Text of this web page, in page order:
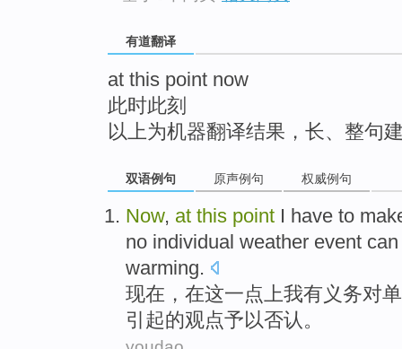
有道翻译
at this point now
此时此刻
以上为机器翻译结果，长、整句
双语例句 原声例句 权威例句
Now, at this point I have to
no individual weather event
warming.
现在 ， 在这一点上我有 义务对
引起的观点予以否认。